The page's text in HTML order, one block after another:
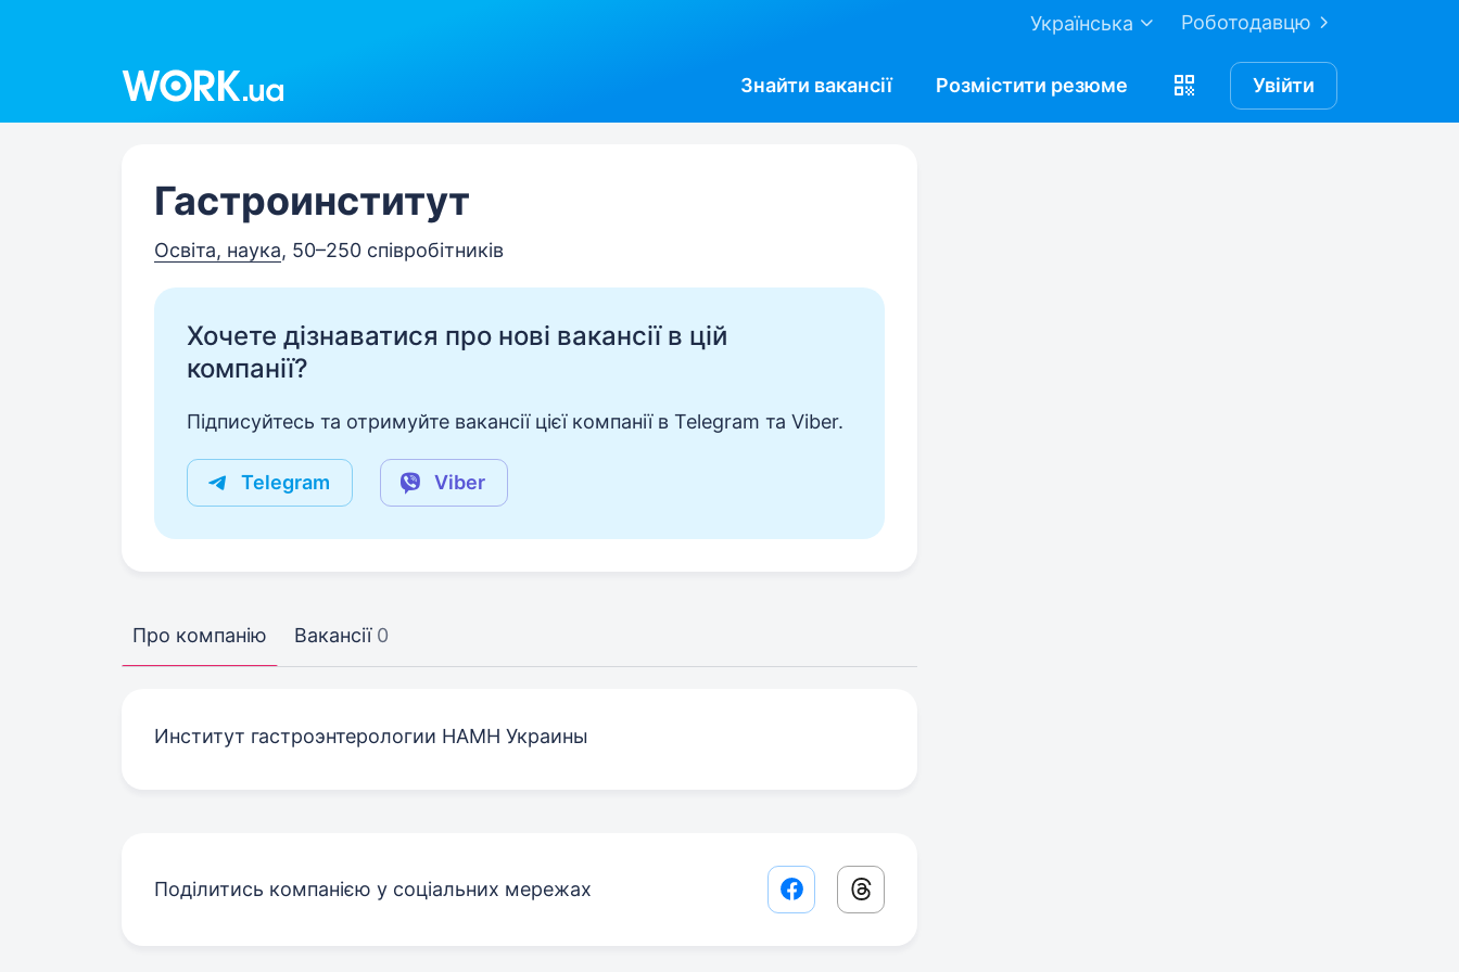
Роботодавцю
Українська
Знайти вакансії Розмістити резюме Увійти
Гастроинститут
Освіта, наука, 50–250 співробітників
Хочете дізнаватися про нові вакансії в цій
компанії?
Підписуйтесь та отримуйте вакансії цієї компанії в Telegram та Viber.
Telegram Viber
Про компанію Вакансії 0
Институт гастроэнтерологии НАМН Украины
Поділитись компанією у соціальних мережах Facebook share link
Threads share link